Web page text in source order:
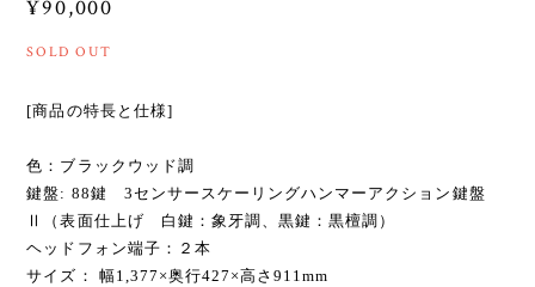
¥90,000
SOLD OUT
[商品の特長と仕様]
色：ブラックウッド調
鍵盤: 88鍵 3センサースケーリングハンマーアクション鍵盤
Ⅱ（表面仕上げ 白鍵：象牙調、黒鍵：黒檀調）
ヘッドフォン端子：２本
サイズ： 幅1,377×奥行427×高さ911mm